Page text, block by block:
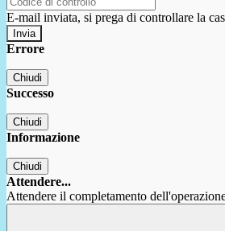
E-mail inviata, si prega di controllare la
Errore
Chiudi
Successo
Chiudi
Informazione
Chiudi
Attendere...
Attendere il completamento